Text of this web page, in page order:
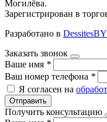
Могилёва.
Зарегистрирован в
Разработано в DessitesBY
Заказать звонок
Ваше имя *
Ваш номер телефона *
Я согласен на
Отправить
Получить консультацию